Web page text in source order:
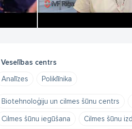
Uzticēt rūpes par Jūsu ģimenes veselību
Mūsu adrese: Zaļā iela 1, Rīga, Latvija
Veselības centrs
Analīzes Poliklīnika
Biotehnoloģiju un cilmes šūnu centrs
Cilmes šūnu iegūšana
Cilmes šūnu